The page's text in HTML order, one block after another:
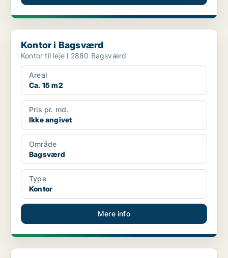
Kontor i Bagsværd
Kontor i Bagsværd
Kontor til leje i 2880 Bagsværd
Areal
Ca. 15 m2
Pris pr. md.
Ikke angivet
Område
Bagsværd
Type
Kontor
Mere info
Lager i Bagsværd